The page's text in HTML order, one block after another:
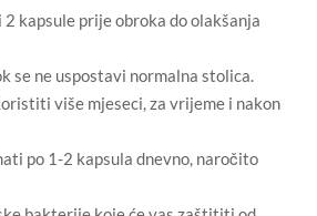
kapsule prije obroka do olakšanja
se ne uspostavi normalna stolica.
više mjeseci, za vrijeme i nakon
po 1-2 kapsula dnevno, naročito